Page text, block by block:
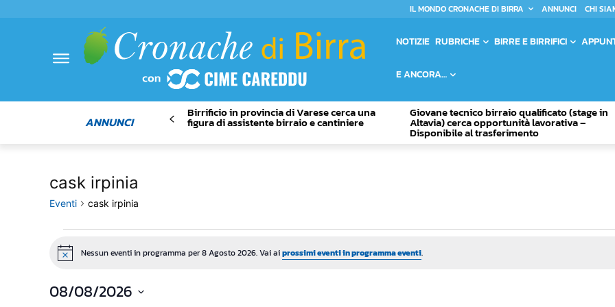
IL MONDO CRONACHE DI BIRRA ANNUNCI CHI
NOTIZIE RUBRICHE BIRRE E BIRRIFICI
E ANCORA…
ANNUNCI
Birrificio in provincia di Varese cerca una
figura di assistente birraio e cantiniere
Giovane tecnico birraio qualificato (stage in
Altavia) cerca opportunità lavorativa –
Disponibile al trasferimento
cask irpinia
Eventi cask irpinia
Eventi
for
8
Notice Nessun eventi in programma per 8 Agosto 2026. Vai aiprossimi eventi in programma eventi.
08/08/2026